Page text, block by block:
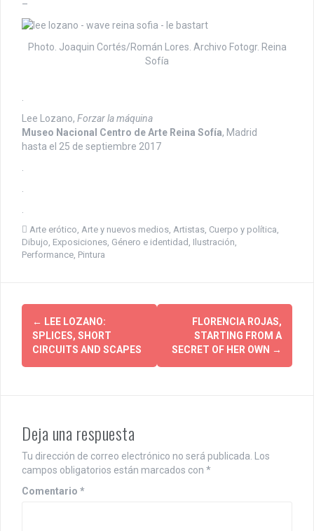
–
Photo. Joaquin Cortés/Román Lores. Archivo Fotogr. Reina
Sofía
Lee Lozano, Forzar la máquina
Museo Nacional Centro de Arte Reina Sofía, Madrid
hasta el 25 de septiembre 2017
Arte erótico, Arte y nuevos medios, Artistas, Cuerpo y política,
Dibujo, Exposiciones, Género e identidad , Ilustración,
Performance, Pintura
P
n
a
v
i
← LEE LOZANO:
SPLICES, SHORT
CIRCUITS AND SCAPES
FLORENCIA ROJAS,
STARTING FROM A
SECRET OF HER OWN →
Deja una respuesta
Tu dirección de correo electrónico no será publicada.
Los
campos obligatorios están marcados con *
Comentario *